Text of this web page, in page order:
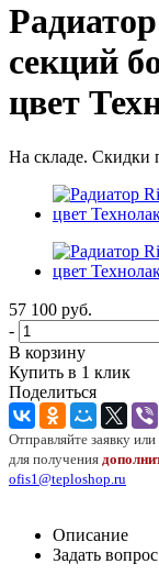
секций
цвет
На складе. Скидки
57 100 руб.
-
В корзину
Купить в 1 клик
Поделиться
Отправляйте заявку
для получения
ofis1@teploshop.ru
Описание
Задать вопрос